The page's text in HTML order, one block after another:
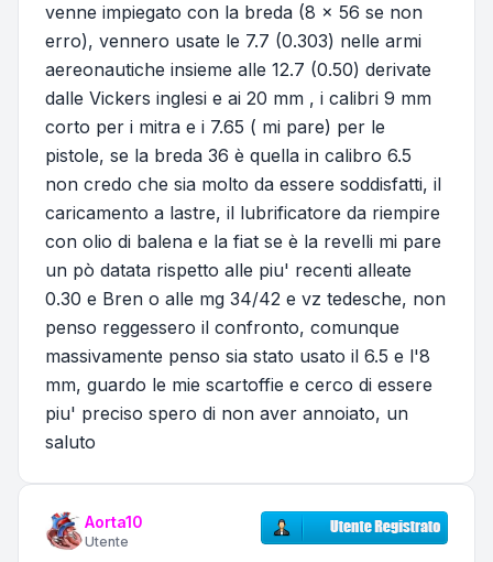
venne impiegato con la breda (8 x 56 se non
erro), vennero usate le 7.7 (0.303) nelle armi
aereonautiche insieme alle 12.7 (0.50) derivate
dalle Vickers inglesi e ai 20 mm , i calibri 9 mm
corto per i mitra e i 7.65 ( mi pare) per le
pistole, se la breda 36 è quella in calibro 6.5
non credo che sia molto da essere soddisfatti, il
caricamento a lastre, il lubrificatore da riempire
con olio di balena e la fiat se è la revelli mi pare
un pò datata rispetto alle piu' recenti alleate
0.30 e Bren o alle mg 34/42 e vz tedesche, non
penso reggessero il confronto, comunque
massivamente penso sia stato usato il 6.5 e l'8
mm, guardo le mie scartoffie e cerco di essere
piu' preciso spero di non aver annoiato, un
saluto
Aorta10
Utente